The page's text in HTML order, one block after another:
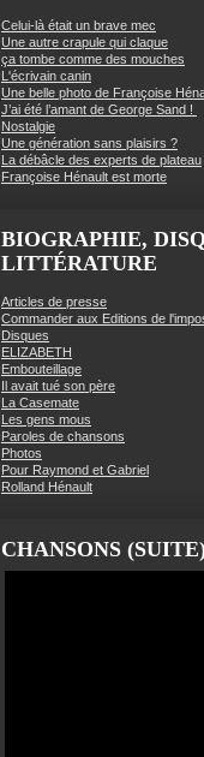
Celui-là était un brave mec
Une autre crapule qui claque
ça tombe comme des mouches
L'écrivain canin
Une belle photo de Françoise
J’ai été l’amant de George Sand !
Nostalgie
Une génération sans plaisirs ?
La débâcle des experts de plateau
Françoise Hénault est morte
BIOGRAPHIE,
LITTÉRATURE
Articles de presse
Commander aux Editions de
Disques
ELIZABETH
Embouteillage
Il avait tué son père
La Casemate
Les gens mous
Paroles de chansons
Photos
Pour Raymond et Gabriel
Rolland Hénault
CHANSONS